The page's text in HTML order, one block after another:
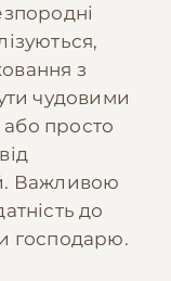
з
чудовими
просто
Важливою
до
господарю.